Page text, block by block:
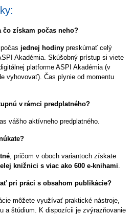
získam počas neho?
jednej hodiny preskúmať celý
Akadémia. Skúšobný prístup si viete
platforme ASPI Akadémia (v
vyhovovať). Čas plynie od momentu
v rámci predplatného?
vášho aktívneho predplatného.
, pričom v oboch variantoch získate
knižnici s viac ako 600 e‑knihami.
pri práci s obsahom publikácie?
môžete využívať praktické nástroje,
a štúdium. K dispozícii je zvýrazňovanie